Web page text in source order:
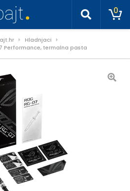
0
Hladnjaci
Performance, termalna pasta